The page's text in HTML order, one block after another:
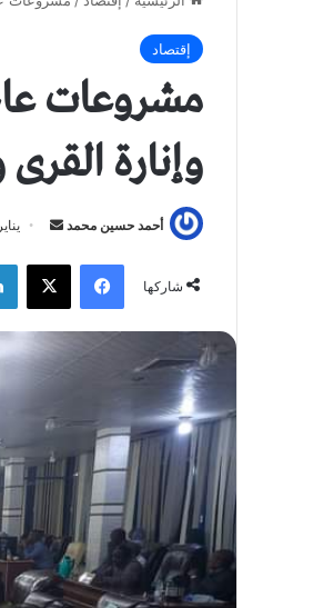
إقتصاد
مشروعات
وإنارة
أحمد حسين محمد
س
ب
ر
إ
ل
ك
ت
ر
و
يناير 18, 2023
شاركها
فيسبوك